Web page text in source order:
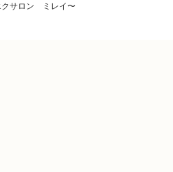
クサロン ミレイ〜